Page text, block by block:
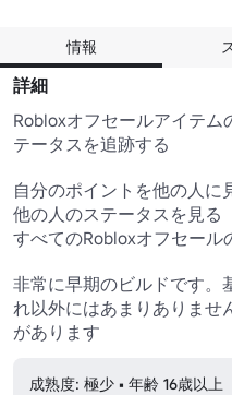
情報
詳細
Robloxオフセールアイテム
テータスを追跡する
自分のポイントを他の人に
他の人のステータスを見る
すべてのRobloxオフセール
非常に早期のビルドです。
れ以外にはあまりありませ
があります
成熟度: 極少 • 年齢 16歳以上